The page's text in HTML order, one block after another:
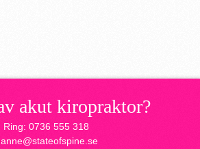
akut kiropraktor?
Ring: 0736 555 318